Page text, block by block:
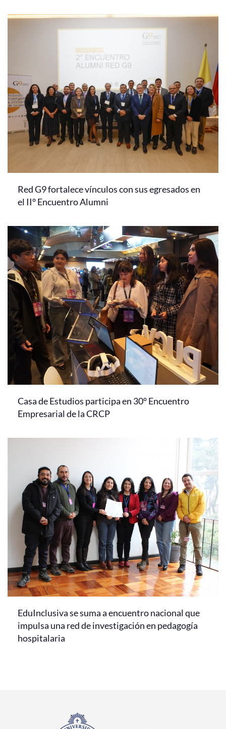
Red G9 fortalece vínculos con sus egresados en
el II° Encuentro Alumni
Casa de Estudios participa en 30° Encuentro
Empresarial de la CRCP
EduInclusiva se suma a encuentro nacional que
impulsa una red de investigación en pedagogía
hospitalaria